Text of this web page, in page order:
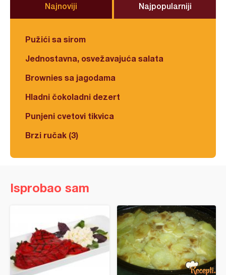
Najnoviji Najpopularniji
Pužići sa sirom
Jednostavna, osvežavajuća salata
Brownies sa jagodama
Hladni čokoladni dezert
Punjeni cvetovi tikvica
Brzi ručak (3)
Isprobao sam